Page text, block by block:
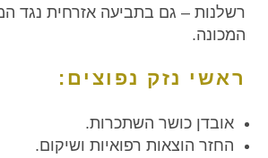
רשלנות – גם בתביעה אזרחית נגד
המכונה.
ראשי נזק נפוצים:
אובדן כושר השתכרות.
החזר הוצאות רפואיות ושיקום.